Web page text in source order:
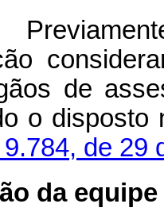
de
o
9.784, de 29
da